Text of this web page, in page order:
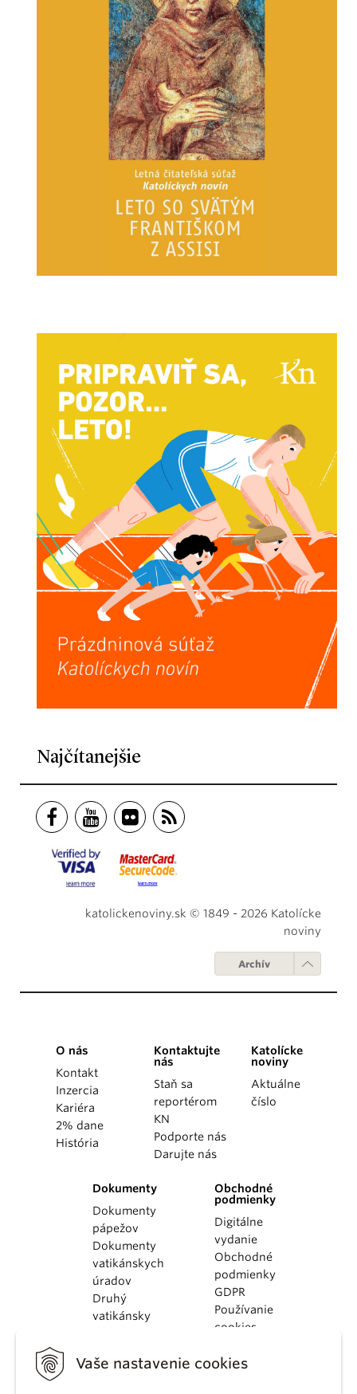
Vaše nastavenie cookies
Najčítanejšie
katolickenoviny.sk © 1849 - 2026 Katolícke
noviny
Archív
O nás
Kontakt
Inzercia
Kariéra
2% dane
História
Kontaktujte
nás
Staň sa
reportérom
KN
Podporte nás
Darujte nás
Katolícke
noviny
Aktuálne
číslo
Dokumenty
Dokumenty
pápežov
Dokumenty
vatikánskych
úradov
Druhý
vatikánsky
KBS
Obchodné
podmienky
Digitálne
vydanie
Obchodné
podmienky
GDPR
Používanie
cookies